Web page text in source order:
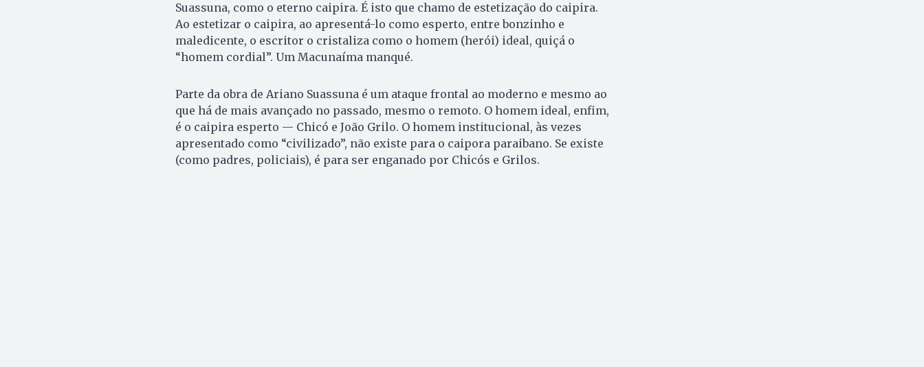
Suassuna, como o eterno caipira. É isto que chamo de estetização do caipira.
Ao estetizar o caipira, ao apresentá-lo como esperto, entre bonzinho e
maledicente, o escritor o cristaliza como o homem (herói) ideal, quiçá o
“homem cordial”. Um Ma­cunaíma manqué.
Parte da obra de Ariano Suassuna é um ataque frontal ao moderno e mesmo ao
que há de mais avançado no passado, mesmo o remoto. O homem ideal, enfim,
é o caipira esperto — Chicó e João Grilo. O homem institucional, às vezes
apresentado como “civilizado”, não existe para o caipora paraibano. Se existe
(como padres, policiais), é para ser enganado por Chicós e Grilos.